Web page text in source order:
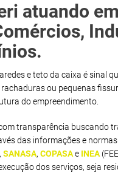
atuando em
e teto da caixa é sinal
ou pequenas
do empreendimento.
transparência buscando
das informações e
SANASA, COPASAe INEA
dos serviços, seja